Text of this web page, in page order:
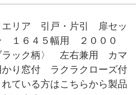
リア 引戸・片引 扉セッ
１６４５幅用 ２０００
ック柄〉 左右兼用 カマ
り窓付 ラクラクローズ付
ている方はこちらから製品